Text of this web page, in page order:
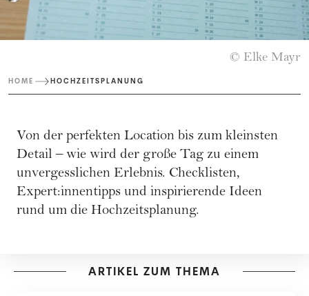
© Elke Mayr
HOME HOCHZEITSPLANUNG
Von der perfekten Location bis zum kleinsten
Detail – wie wird der große Tag zu einem
unvergesslichen Erlebnis. Checklisten,
Expert:innentipps und inspirierende Ideen
rund um die Hochzeitsplanung.
ARTIKEL ZUM THEMA